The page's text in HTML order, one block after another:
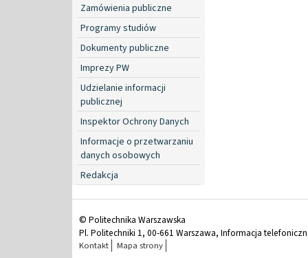
Zamówienia publiczne
Programy studiów
Dokumenty publiczne
Imprezy PW
Udzielanie informacji
publicznej
Inspektor Ochrony Danych
Informacje o przetwarzaniu
danych osobowych
Redakcja
© Politechnika Warszawska
Pl. Politechniki 1, 00-661 Warszawa, Informacja
Kontakt Mapa strony